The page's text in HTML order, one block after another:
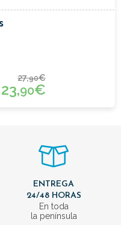
27,90€
23,90€
ENTREGA
24/48 HORAS
En toda
la península